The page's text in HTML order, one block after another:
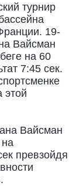
турнир
19-
Вайсман
на 60
7:45 сек.
этой
Вайсман
превзойдя